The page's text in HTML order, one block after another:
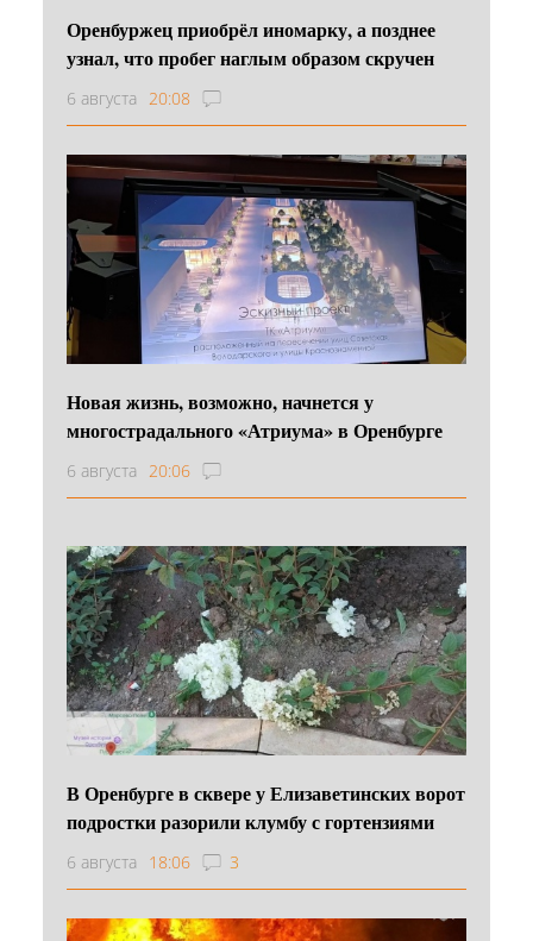
Оренбуржец приобрёл иномарку, а позднее
узнал, что пробег наглым образом скручен
6 августа 20:08
Новая жизнь, возможно, начнется у
многострадального «Атриума» в Оренбурге
6 августа 20:06
В Оренбурге в сквере у Елизаветинских ворот
подростки разорили клумбу с гортензиями
6 августа 18:06 3